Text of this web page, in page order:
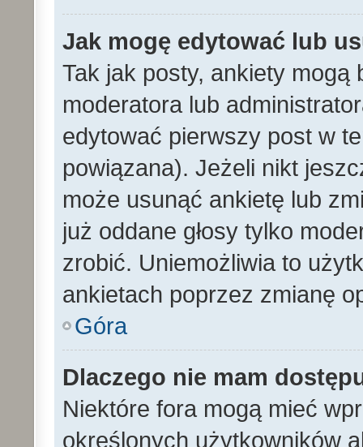
Jak mogę edytować lub
Tak jak posty, ankiety
moderatora lub
edytować pierwszy post w
powiązana). Jeżeli nikt
może usunąć ankietę lub
już oddane głosy tylko
zrobić. Uniemożliwia to
ankietach poprzez zmianę
Góra
Dlaczego nie mam
Niektóre fora mogą mieć
określonych użytkowników